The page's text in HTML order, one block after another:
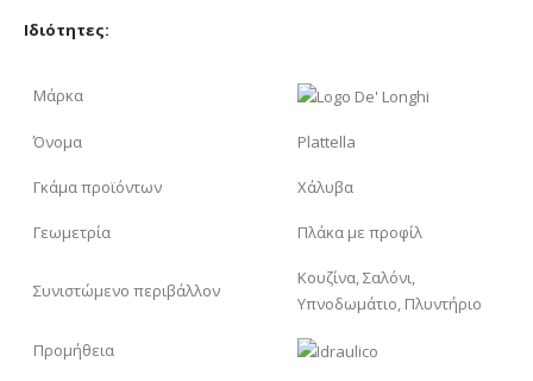
Ιδιότητες:
Μάρκα
Όνομα Plattella
Γκάμα προϊόντων Χάλυβα
Γεωμετρία Πλάκα με προφίλ
Συνιστώμενο περιβάλλον
Κουζίνα, Σαλόνι,
Υπνοδωμάτιο, Πλυντήριο
Προμήθεια